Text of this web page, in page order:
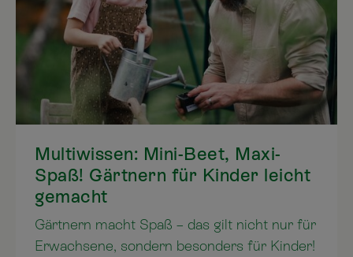
Multiwissen: Mini-Beet, Maxi-
Spaß! Gärtnern für Kinder leicht
gemacht
Gärtnern macht Spaß – das gilt nicht nur für
Erwachsene, sondern besonders für Kinder!